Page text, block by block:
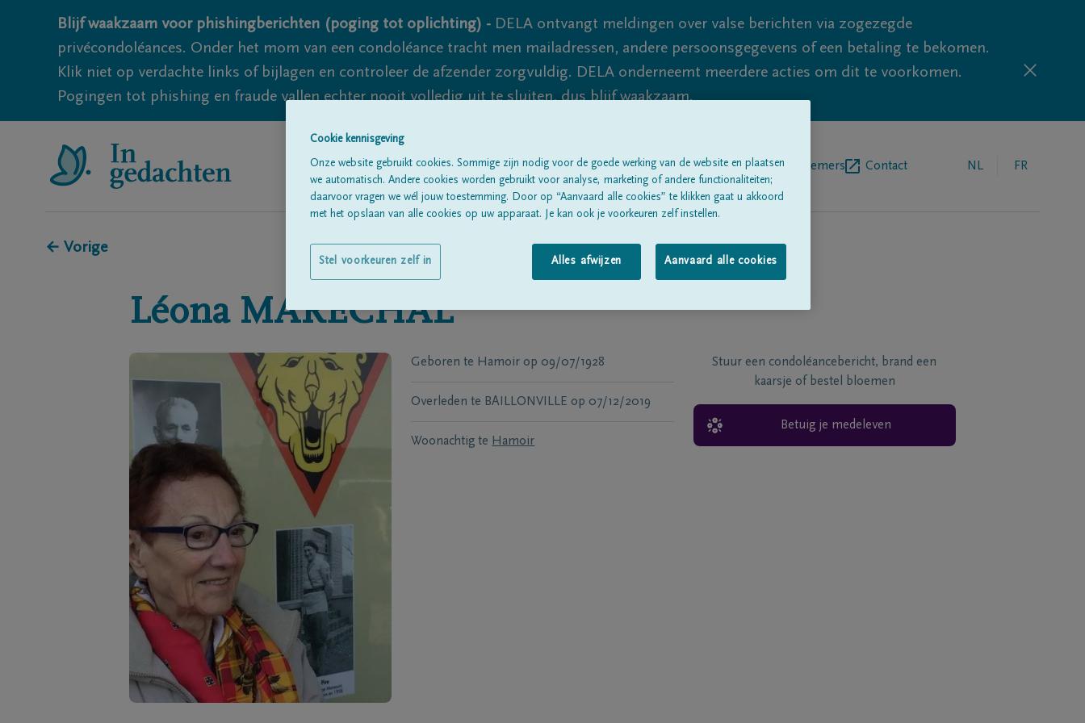
Blijf waakzaam voor phishingberichten (poging tot oplichting) - DELA ontvangt meldingen over valse berichten via zogezegde
privécondoléances. Onder het mom van een condoléance tracht men mailadressen, andere persoonsgegevens of een betaling te bekomen.
Klik niet op verdachte links of bijlagen en controleer de afzender zorgvuldig. DELA onderneemt meerdere acties om dit te voorkomen.
Pogingen tot phishing en fraude vallen echter nooit volledig uit te sluiten, dus blijf waakzaam.
Alle rouwberichtenOver onsBegrafenisondernemers Contact NL FR
← Vorige
Léona MARECHAL
Geboren te Hamoir op 09/07/1928
Overleden te BAILLONVILLE op 07/12/2019
Woonachtig te Hamoir
Stuur een condoléancebericht, brand een
kaarsje of bestel bloemen
Betuig je medeleven
Cookie kennisgeving
Onze website gebruikt cookies. Sommige zijn nodig voor de goede werking van de website en plaatsen
we automatisch. Andere cookies worden gebruikt voor analyse, marketing of andere functionaliteiten;
daarvoor vragen we wél jouw toestemming. Door op “Aanvaard alle cookies” te klikken gaat u akkoord
met het opslaan van alle cookies op uw apparaat. Je kan ook je voorkeuren zelf instellen.
Alles afwijzen Aanvaard alle cookies
Stel voorkeuren zelf in